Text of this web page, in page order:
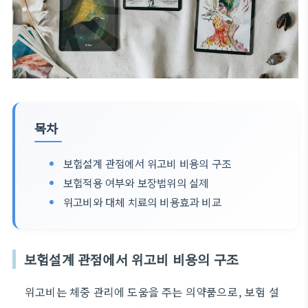
목차
보험설계 관점에서 위고비 비용의 구조
보험적용 여부와 보장범위의 실제
위고비와 대체 치료의 비용효과 비교
보험설계 관점에서 위고비 비용의 구조
위고비는 체중 관리에 도움을 주는 의약품으로, 보험 설